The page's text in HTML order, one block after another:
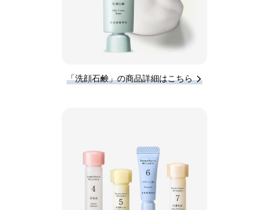
「洗顔石鹸」の商品詳細はこちら